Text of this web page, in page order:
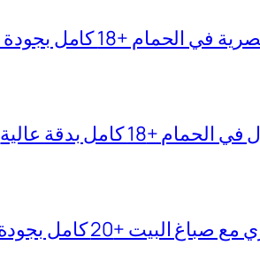
+18 كامل بجودة عالية
+18 كامل بدقة عالية
البيت +20 كامل بجودة عالية